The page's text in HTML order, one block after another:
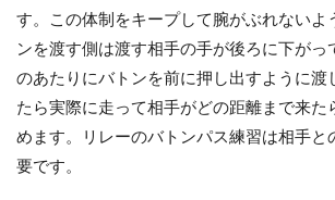
す。この体制をキープして腕がぶれないよ
ンを渡す側は渡す相手の手が後ろに下がっ
のあたりにバトンを前に押し出すように渡
たら実際に走って相手がどの距離まで来た
めます。リレーのバトンパス練習は相手と
要です。